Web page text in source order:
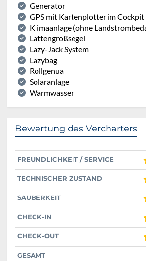
Generator
GPS mit Kartenplotter im Cockpit
Klimaanlage (ohne
Lattengroßsegel
Lazy-Jack System
Lazybag
Rollgenua
Solaranlage
Warmwasser
Bewertung des Vercharters
FREUNDLICHKEIT / SERVICE
TECHNISCHER ZUSTAND
SAUBERKEIT
CHECK-IN
CHECK-OUT
GESAMT